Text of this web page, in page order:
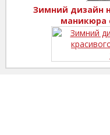
Зимний дизайн
маникюра